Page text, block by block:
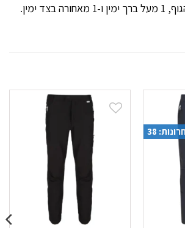
– 4 כיסים: 2 בצידי הגוף, 1 מעל ברך ימין ו-1 מאחורה בצד ימין.
38